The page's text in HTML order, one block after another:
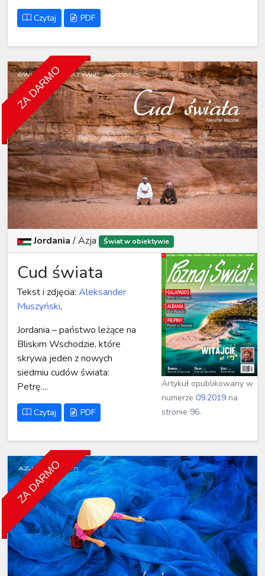
Czytaj PDF
ZA DARMO
Jordania/Azja Świat w obiektywie
Cud świata
Tekst i zdjęcia: Aleksander
Muszyński,
Jordania – państwo leżące na
Bliskim Wschodzie, które
skrywa jeden z nowych
siedmiu cudów świata:
Petrę....
Czytaj PDF
Artykuł opublikowany w
numerze09.2019 na
stronie 96.
ZA DARMO